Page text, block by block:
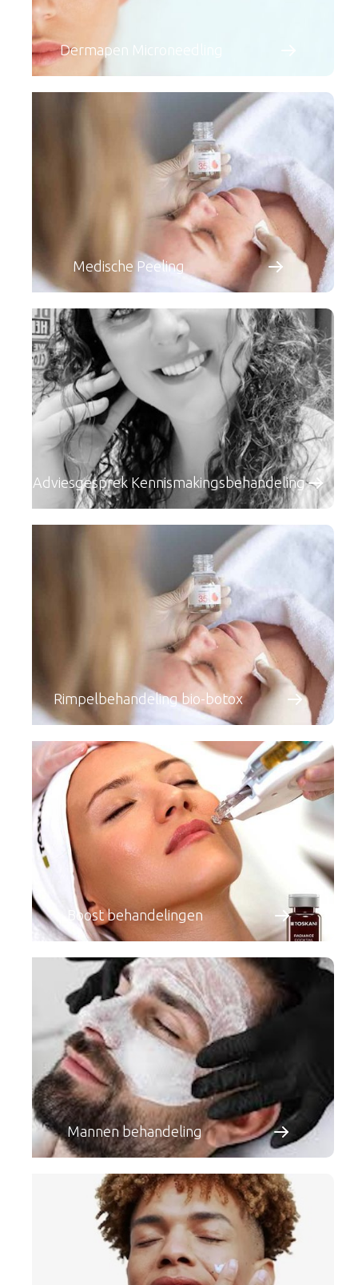
Dermapen Microneedling
Medische Peeling
Adviesgesprek Kennismakingsbehandeling
Rimpelbehandeling bio-botox
Boost behandelingen
Mannen behandeling